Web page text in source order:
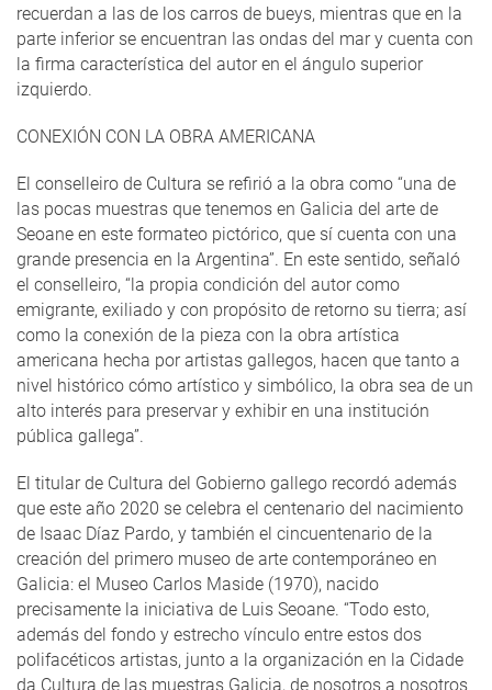
recuerdan a las de los carros de bueys, mientras que en la
parte inferior se encuentran las ondas del mar y cuenta con
la firma característica del autor en el ángulo superior
izquierdo.
CONEXIÓN CON LA OBRA AMERICANA
El conselleiro de Cultura se refirió a la obra como “una de
las pocas muestras que tenemos en Galicia del arte de
Seoane en este formateo pictórico, que sí cuenta con una
grande presencia en la Argentina”. En este sentido, señaló
el conselleiro, “la propia condición del autor como
emigrante, exiliado y con propósito de retorno su tierra; así
como la conexión de la pieza con la obra artística
americana hecha por artistas gallegos, hacen que tanto a
nivel histórico cómo artístico y simbólico, la obra sea de un
alto interés para preservar y exhibir en una institución
pública gallega”.
El titular de Cultura del Gobierno gallego recordó además
que este año 2020 se celebra el centenario del nacimiento
de Isaac Díaz Pardo, y también el cincuentenario de la
creación del primero museo de arte contemporáneo en
Galicia: el Museo Carlos Maside (1970), nacido
precisamente la iniciativa de Luis Seoane. “Todo esto,
además del fondo y estrecho vínculo entre estos dos
polifacéticos artistas, junto a la organización en la Cidade
da Cultura de las muestras Galicia, de nosotros a nosotros